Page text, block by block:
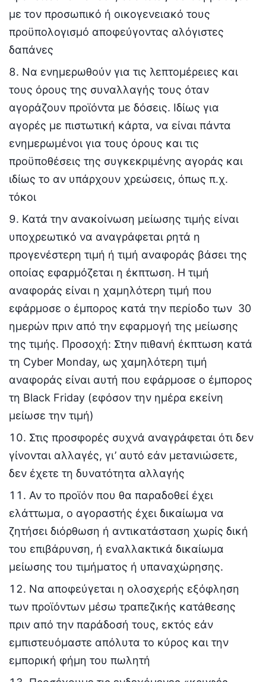
με τον προσωπικό ή οικογενειακό τους
προϋπολογισμό αποφεύγοντας αλόγιστες
δαπάνες
Να ενημερωθούν για τις λεπτομέρειες και
τους όρους της συναλλαγής τους όταν
αγοράζουν προϊόντα με δόσεις. Ιδίως για
αγορές με πιστωτική κάρτα, να είναι πάντα
ενημερωμένοι για τους όρους και τις
προϋποθέσεις της συγκεκριμένης αγοράς και
ιδίως το αν υπάρχουν χρεώσεις, όπως π.χ.
τόκοι
Κατά την ανακοίνωση μείωσης τιμής είναι
υποχρεωτικό να αναγράφεται ρητά η
προγενέστερη τιμή ή τιμή αναφοράς βάσει της
οποίας εφαρμόζεται η έκπτωση. Η τιμή
αναφοράς είναι η χαμηλότερη τιμή που
εφάρμοσε ο έμπορος κατά την περίοδο των 30
ημερών πριν από την εφαρμογή της μείωσης
της τιμής. Προσοχή: Στην πιθανή έκπτωση κατά
τη Cyber Monday, ως χαμηλότερη τιμή
αναφοράς είναι αυτή που εφάρμοσε ο έμπορος
τη Black Friday (εφόσον την ημέρα εκείνη
μείωσε την τιμή)
Στις προσφορές συχνά αναγράφεται ότι δεν
γίνονται αλλαγές, γι’ αυτό εάν μετανιώσετε,
δεν έχετε τη δυνατότητα αλλαγής
Αν το προϊόν που θα παραδοθεί έχει
ελάττωμα, ο αγοραστής έχει δικαίωμα να
ζητήσει διόρθωση ή αντικατάσταση χωρίς δική
του επιβάρυνση, ή εναλλακτικά δικαίωμα
μείωσης του τιμήματος ή υπαναχώρησης.
Να αποφεύγεται η ολοσχερής εξόφληση
των προϊόντων μέσω τραπεζικής κατάθεσης
πριν από την παράδοσή τους, εκτός εάν
εμπιστευόμαστε απόλυτα το κύρος και την
εμπορική φήμη του πωλητή